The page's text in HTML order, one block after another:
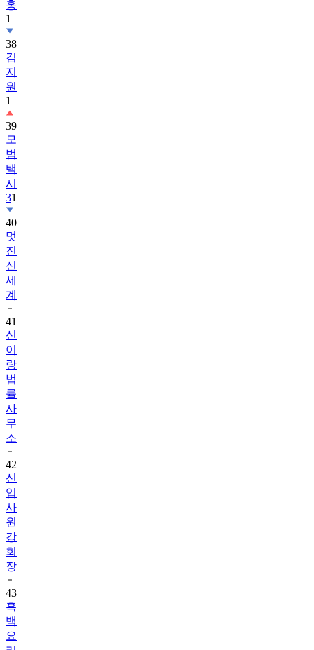
38
김
지
원
1
39
모
범
택
시
31
40
멋
진
신
세
계
41
신
이
랑
법
률
사
무
소
42
신
입
사
원
강
회
장
43
흑
백
요
리
사